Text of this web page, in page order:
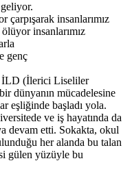
insanlarımız
insanlarımız
genç
İLD (İlerici Liseliler
dünyanın mücadelesine
eşliğinde başladı yola.
ve iş hayatında da
devam etti. Sokakta, okul
her alanda bu talan
gülen yüzüyle bu